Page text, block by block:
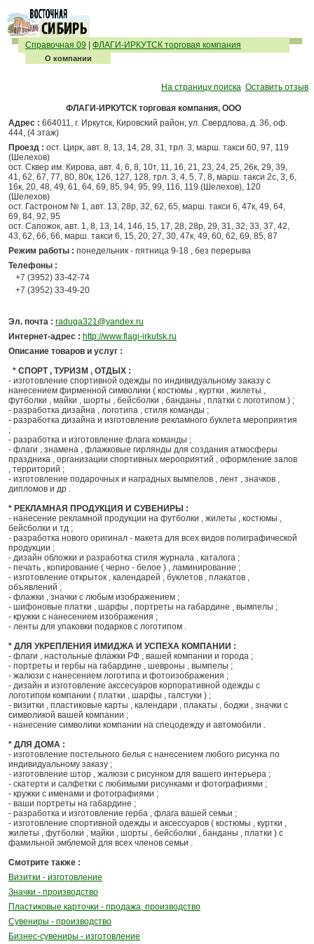
Справочная 09 ФЛАГИ-ИРКУТСК торговая компания
О компании
На страницу поиска Оставить отзыв
ФЛАГИ-ИРКУТСК торговая компания, ООО
Адрес : 664011, г. Иркутск, Кировский район, ул. Свердлова, д. 36, оф.
444, (4 этаж)
Проезд : ост. Цирк, авт. 8, 13, 14, 28, 31, трл. 3, марш. такси 60, 97, 119
(Шелехов)
ост. Сквер им. Кирова, авт. 4, 6, 8, 10т, 11, 16, 21, 23, 24, 25, 26к, 29, 39,
41, 62, 67, 77, 80, 80к, 126, 127, 128, трл. 3, 4, 5, 7, 8, марш. такси 2с, 3, 6,
16к, 20, 48, 49, 61, 64, 69, 85, 94, 95, 99, 116, 119 (Шелехов), 120
(Шелехов)
ост. Гастроном № 1, авт. 13, 28р, 32, 62, 65, марш. такси 6, 47к, 49, 64,
69, 84, 92, 95
ост. Сапожок, авт. 1, 8, 13, 14, 14б, 15, 17, 28, 28р, 29, 31, 32, 33, 37, 42,
43, 62, 66, 66, марш. такси 6, 15, 20, 27, 30, 47к, 49, 60, 62, 69, 85, 87
Режим работы : понедельник - пятница 9-18 , без перерыва
Телефоны :
+7 (3952) 33-42-74
+7 (3952) 33-49-20
Эл. почта : raduga321@yandex.ru
Интернет-адрес : http://www.flagi-irkutsk.ru
Описание товаров и услуг :
* СПОРТ , ТУРИЗМ , ОТДЫХ :
- изготовление спортивной одежды по индивидуальному заказу с
нанесением фирменной символики ( костюмы , куртки , жилеты ,
футболки , майки , шорты , бейсболки , банданы , платки с логотипом ) ;
- разработка дизайна , логотипа , стиля команды ;
- разработка дизайна и изготовление рекламного буклета мероприятия
;
- разработка и изготовление флага команды ;
- флаги , знамена , флажковые гирлянды для создания атмосферы
праздника , организации спортивных мероприятий , оформление залов
, территорий ;
- изготовление подарочных и наградных вымпелов , лент , значков ,
дипломов и др .
* РЕКЛАМНАЯ ПРОДУКЦИЯ И СУВЕНИРЫ :
- нанесение рекламной продукции на футболки , жилеты , костюмы ,
бейсболки и тд ;
- разработка нового оригинал - макета для всех видов полиграфической
продукции ;
- дизайн обложки и разработка стиля журнала , каталога ;
- печать , копирование ( черно - белое ) , ламинирование ;
- изготовление открыток , календарей , буклетов , плакатов ,
объявлений ;
- флажки , значки с любым изображением ;
- шифоновые платки , шарфы , портреты на габардине , вымпелы ;
- кружки с нанесением изображения ;
- ленты для упаковки подарков с логотипом .
* ДЛЯ УКРЕПЛЕНИЯ ИМИДЖА И УСПЕХА КОМПАНИИ :
- флаги , настольные флажки РФ , вашей компании и города ;
- портреты и гербы на габардине , шевроны , вымпелы ;
- жалюзи с нанесением логотипа и фотоизображения ;
- дизайн и изготовление акссесуаров корпоративной одежды с
логотипом компании ( платки , шарфы , галстуки ) ;
- визитки , пластиковые карты , календари , плакаты , боджи , значки с
символикой вашей компании ;
- нанесение символики компании на спецодежду и автомобили .
* ДЛЯ ДОМА :
- изготовление постельного белья с нанесением любого рисунка по
индивидуальному заказу ;
- изготовление штор , жалюзи с рисунком для вашего интерьера ;
- скатерти и салфетки с любимыми рисунками и фотографиями ;
- кружки с именами и фотографиями ;
- ваши портреты на габардине ;
- разработка и изготовление герба , флага вашей семьи ;
- изготовление спортивной одежды и аксессуаров ( костюмы , куртки ,
жилеты , футболки , майки , шорты , бейсболки , банданы , платки ) с
фамильной эмблемой для всех членов семьи .
Смотрите также :
Визитки - изготовление
Значки - производство
Пластиковые карточки - продажа, производство
Сувениры - производство
Бизнес-сувениры - изготовление